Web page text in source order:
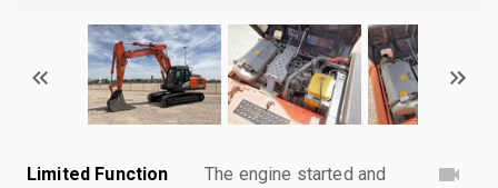
Limited Function
The engine started and